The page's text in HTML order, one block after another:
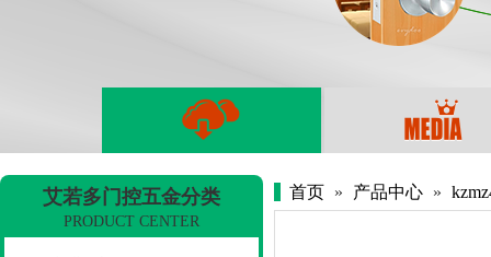
艾若多门控五金分类
PRODUCT CENTER
首页 » 产品中心 »